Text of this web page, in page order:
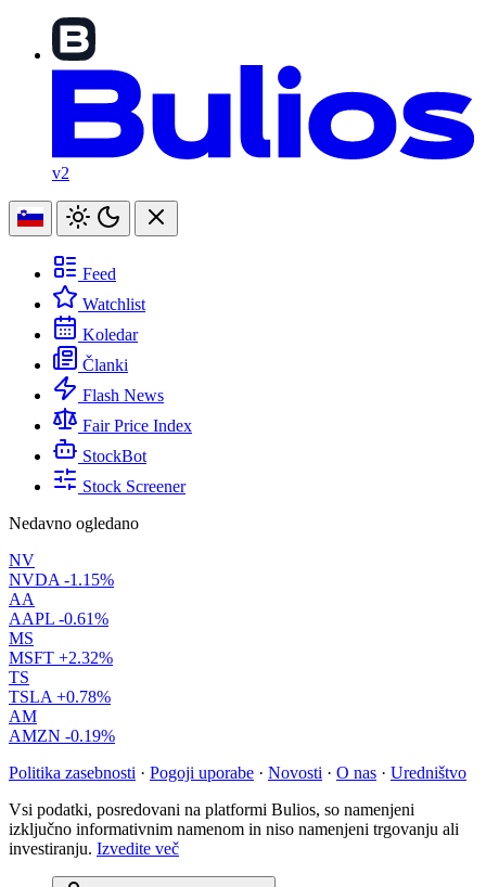
v2
Feed
Watchlist
Koledar
Članki
Flash News
Fair Price Index
StockBot
Stock Screener
Nedavno ogledano
NV
NVDA -1.15%
AA
AAPL -0.61%
MS
MSFT +2.32%
TS
TSLA +0.78%
AM
AMZN -0.19%
Politika zasebnosti · Pogoji uporabe · Novosti · O nas · Uredništvo
Vsi podatki, posredovani na platformi Bulios, so namenjeni
izključno informativnim namenom in niso namenjeni trgovanju ali
investiranju. Izvedite več